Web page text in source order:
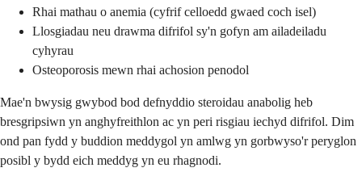
Rhai mathau o anemia (cyfrif celloedd gwaed coch isel)
Llosgiadau neu drawma difrifol sy'n gofyn am ailadeiladu
cyhyrau
Osteoporosis mewn rhai achosion penodol
Mae'n bwysig gwybod bod defnyddio steroidau anabolig heb
bresgripsiwn yn anghyfreithlon ac yn peri risgiau iechyd difrifol. Dim
ond pan fydd y buddion meddygol yn amlwg yn gorbwyso'r peryglon
posibl y bydd eich meddyg yn eu rhagnodi.